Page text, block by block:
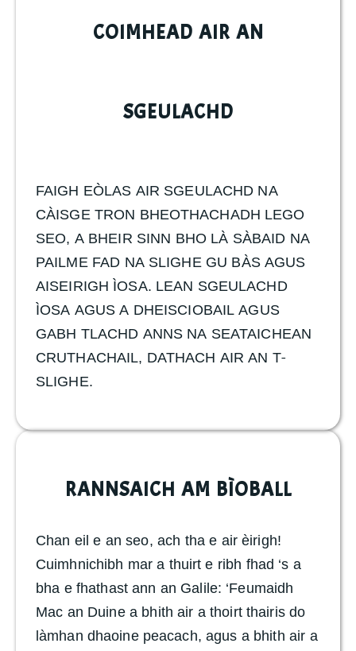
COIMHEAD AIR AN
SGEULACHD
FAIGH EÒLAS AIR SGEULACHD NA
CÀISGE TRON BHEOTHACHADH LEGO
SEO, A BHEIR SINN BHO LÀ SÀBAID NA
PAILME FAD NA SLIGHE GU BÀS AGUS
AISEIRIGH ÌOSA. LEAN SGEULACHD
ÌOSA AGUS A DHEISCIOBAIL AGUS
GABH TLACHD ANNS NA SEATAICHEAN
CRUTHACHAIL, DATHACH AIR AN T-
SLIGHE.
RANNSAICH AM BÌOBALL
Chan eil e an seo, ach tha e air èirigh!
Cuimhnichibh mar a thuirt e ribh fhad ‘s a
bha e fhathast ann an Galile: ‘Feumaidh
Mac an Duine a bhith air a thoirt thairis do
làmhan dhaoine peacach, agus a bhith air a